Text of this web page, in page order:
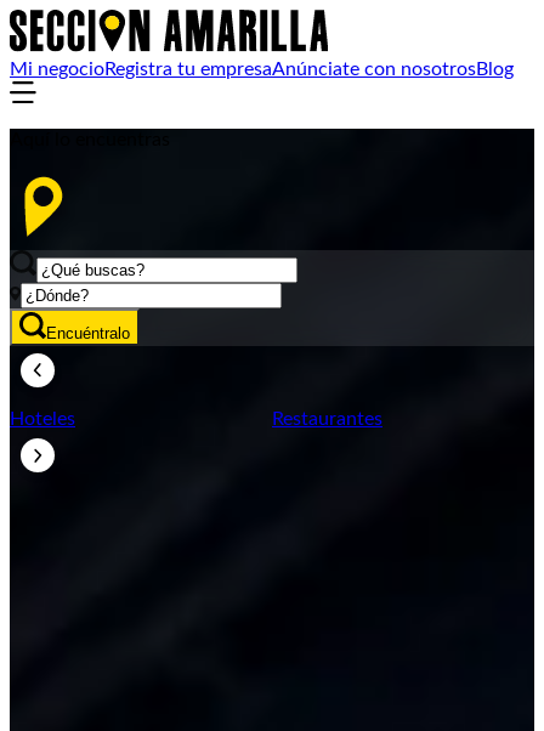
Mi negocioRegistra tu empresaAnúnciate con nosotrosBlog
Encuéntralo
Hoteles Restaurantes